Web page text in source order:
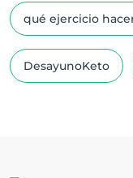
qué ejercicio
DesayunoKeto